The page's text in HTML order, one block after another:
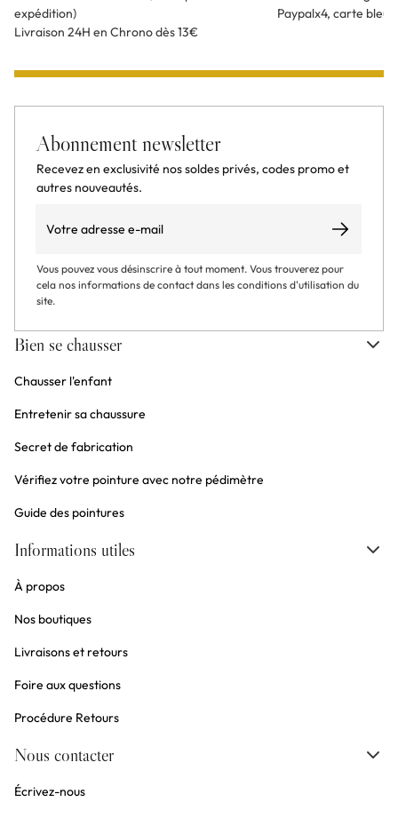
expédition)
Livraison 24H en Chrono dès 13€
Paypalx4, carte
Abonnement newsletter
Recevez en exclusivité nos soldes privés, codes promo et
autres nouveautés.
S’abonner
Vous pouvez vous désinscrire à tout moment. Vous trouverez pour
cela nos informations de contact dans les conditions d'utilisation du
site.
Bien se chausser
Chausser l'enfant
Entretenir sa chaussure
Secret de fabrication
Vérifiez votre pointure avec notre pédimètre
Guide des pointures
Informations utiles
À propos
Nos boutiques
Livraisons et retours
Foire aux questions
Procédure Retours
Nous contacter
Écrivez-nous